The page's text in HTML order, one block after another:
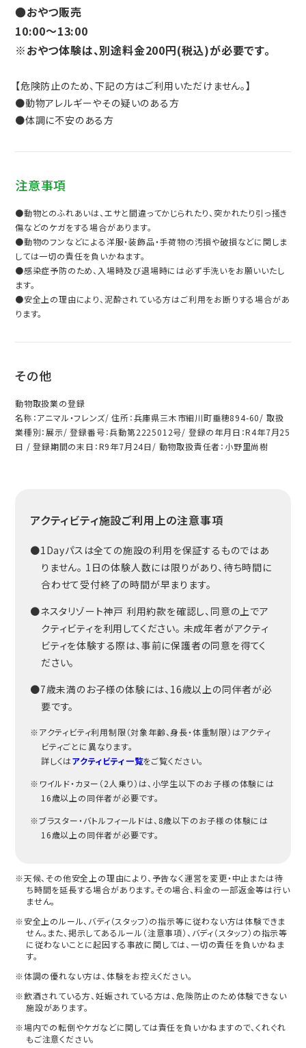
●おやつ販売
10:00～13:00
※おやつ体験は、別途料金200円(税込)が必要です。
【危険防止のため、下記の方はご利用いただけません。】
●動物アレルギーやその疑いのある方
●体調に不安のある方
注意事項
●動物とのふれあいは、エサと間違ってかじられたり、突かれたり引っ掻き
傷などのケガをする場合があります。
●動物のフンなどによる洋服・装飾品・手荷物の汚損や破損などに関しま
しては一切の責任を負いかねます。
●感染症予防のため、入場時及び退場時には必ず手洗いをお願いいたし
ます。
●安全上の理由により、泥酔されている方はご利用をお断りする場合があ
ります。
その他
動物取扱業の登録
名称：アニマル・フレンズ/ 住所：兵庫県三木市細川町垂穂894-60/ 取扱
業種別：展示/ 登録番号：兵動第2225012号/ 登録の年月日：R4年7月25
日 / 登録期間の末日：R9年7月24日/ 動物取扱責任者：小野里尚樹
アクティビティ施設ご利用上の注意事項
●1Dayパスは全ての施設の利用を保証するものではあ
りません。 1日の体験人数には限りがあり、待ち時間に
合わせて受付終了の時間が早まります。
●ネスタリゾート神戸 利用約款を確認し、同意の上でア
クティビティを利用してください。 未成年者がアクティ
ビティを体験する際は、事前に保護者の同意を得てく
ださい。
●7歳未満のお子様の体験には、16歳以上の同伴者が必
要です。
※アクティビティ利用制限（対象年齢、身長・体重制限）はアクティ
ビティごとに異なります。
詳しくはアクティビティ一覧をご覧ください。
※ワイルド・カヌー（2人乗り）は、小学生以下のお子様の体験には
16歳以上の同伴者が必要です。
※ブラスター・バトルフィールドは、8歳以下のお子様の体験には
16歳以上の同伴者が必要です。
※天候、その他安全上の理由により、予告なく運営を変更・中止または待
ち時間を延長する場合があります。その場合、料金の一部返金等は行い
ません。
※安全上のルール、バディ（スタッフ）の指示等に従わない方は体験できま
せん。また、掲示してあるルール（注意事項）、バディ（スタッフ）の指示等
に従わないことに起因する事故に関しては、一切の責任を負いかねま
す。
※体調の優れない方は、体験をお控えください。
※飲酒されている方、妊娠されている方は、危険防止のため体験できない
施設があります。
※場内での転倒やケガなどに関しては責任を負いかねますので、くれぐれ
もご注意ください。